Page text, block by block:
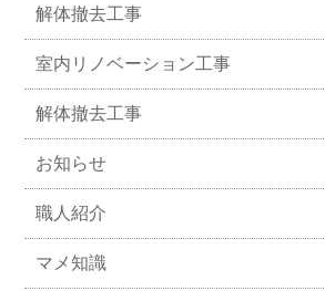
解体撤去工事
室内リノベーション工事
解体撤去工事
お知らせ
職人紹介
マメ知識